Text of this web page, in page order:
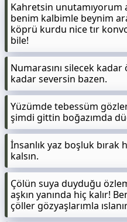
Kahretsin
benim kalbimle beynim
köprü kurdu nice tır
bile!
Numarasını silecek
kadar seversin bazen.
Yüzümde tebessüm
şimdi gittin boğazımda
İnsanlık yaz boşluk
kalsın.
Çölün suya duyduğu
aşkın yanında hiç kalır!
çöller gözyaşlarımla